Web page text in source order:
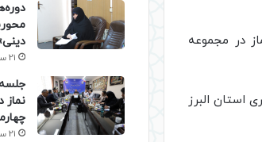
در مجموعه
استان البرز
21 ساعت پیش
21 ساعت پیش